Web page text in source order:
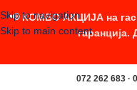
Skip to navigation
Skip to main content
072 262 683 ·
📢 КОМБО АКЦИЈА на
гаранција.